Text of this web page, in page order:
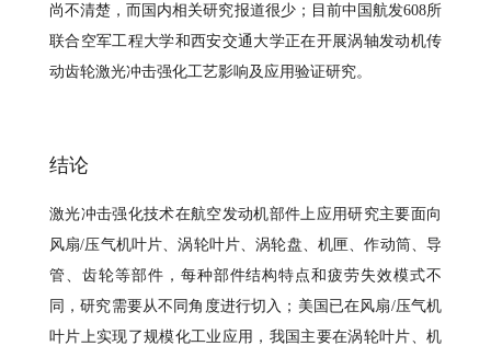
尚不清楚，而国内相关研究报道很少；目前中国航发608所
联合空军工程大学和西安交通大学正在开展涡轴发动机传
动齿轮激光冲击强化工艺影响及应用验证研究。
结论
激光冲击强化技术在航空发动机部件上应用研究主要面向
风扇/压气机叶片、涡轮叶片、涡轮盘、机匣、作动筒、导
管、齿轮等部件，每种部件结构特点和疲劳失效模式不
同，研究需要从不同角度进行切入；美国已在风扇/压气机
叶片上实现了规模化工业应用，我国主要在涡轮叶片、机